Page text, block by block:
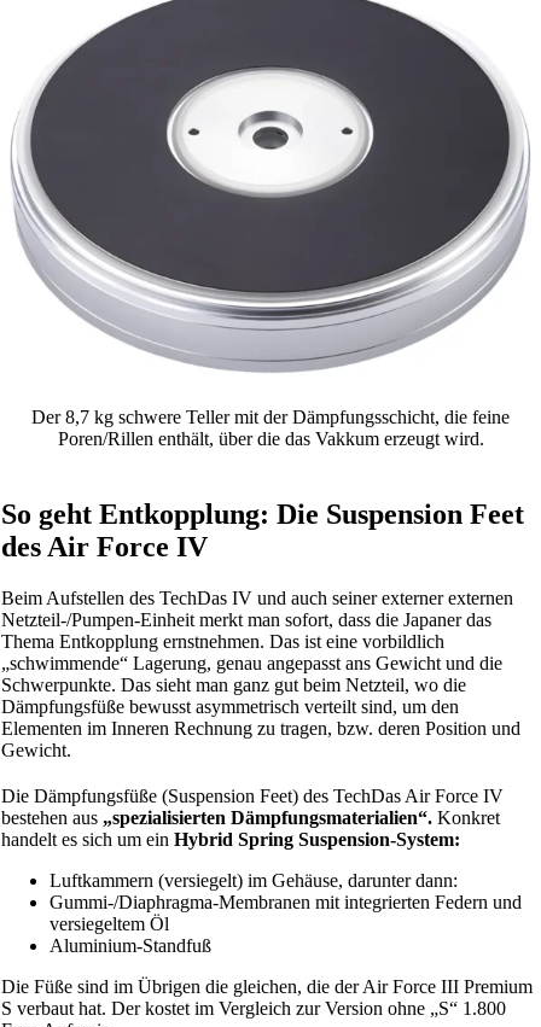
Der 8,7 kg schwere Teller mit der Dämpfungsschicht, die feine
Poren/Rillen enthält, über die das Vakkum erzeugt wird.
So geht Entkopplung: Die Suspension Feet
des Air Force IV
Beim Aufstellen des TechDas IV und auch seiner externer externen
Netzteil-/Pumpen-Einheit merkt man sofort, dass die Japaner das
Thema Entkopplung ernstnehmen. Das ist eine vorbildlich
„schwimmende“ Lagerung, genau angepasst ans Gewicht und die
Schwerpunkte. Das sieht man ganz gut beim Netzteil, wo die
Dämpfungsfüße bewusst asymmetrisch verteilt sind, um den
Elementen im Inneren Rechnung zu tragen, bzw. deren Position und
Gewicht.
Die Dämpfungsfüße (Suspension Feet) des TechDas Air Force IV
bestehen aus „spezialisierten Dämpfungsmaterialien“.Konkret
handelt es sich um einHybrid Spring Suspension-System:
Luftkammern (versiegelt) im Gehäuse, darunter dann:
Gummi-/Diaphragma-Membranen mit integrierten Federn und
versiegeltem Öl
Aluminium-Standfuß
Die Füße sind im Übrigen die gleichen, die der Air Force III Premium
S verbaut hat. Der kostet im Vergleich zur Version ohne „S“ 1.800